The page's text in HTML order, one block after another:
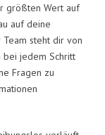
größten Wert auf
auf deine
steht dir von
bei jedem Schritt
Fragen zu